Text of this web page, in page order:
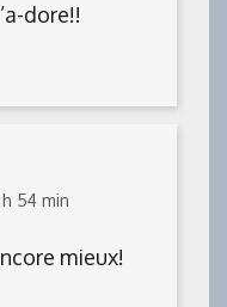
dore!!
h 54 min
mieux!